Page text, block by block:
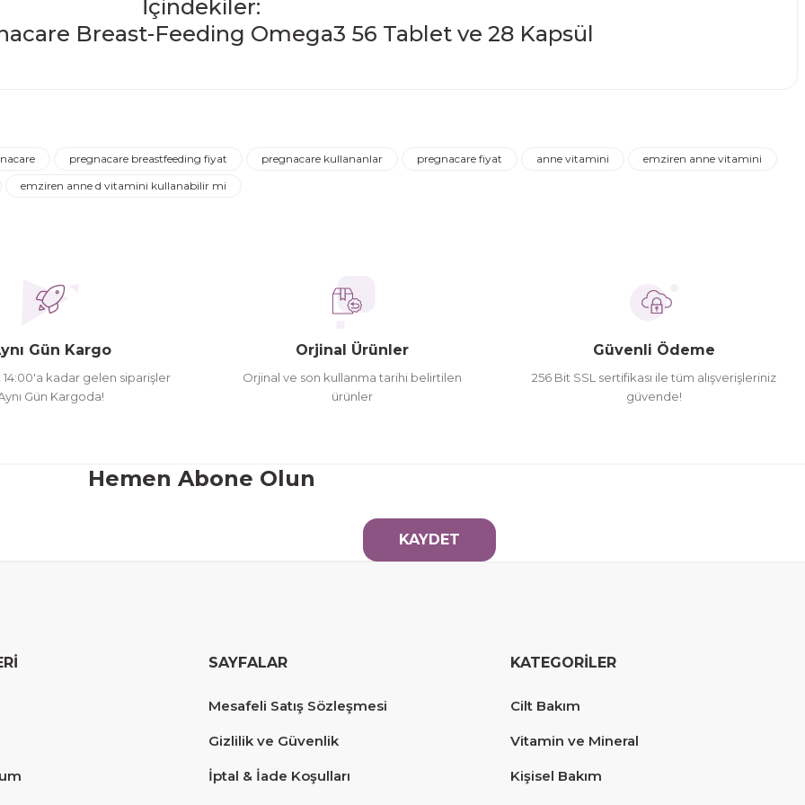
İçindekiler:
Yorum Yaz
Soru Sor
pregnacare breastfeeding fiyat pregnacare kullananlar pregnacare fiyat anne vitamini
emziren anne vitamini
emziren anne d vitamini kullanabilir mi
Gün Kargo
14:00'a kadar gelen siparişler
Gün Kargoda!
Orjinal Ürünler
Orjinal ve son kullanma tarihi belirtilen
ürünler
Güvenli Ödeme
256 Bit SSL sertifikası ile tüm alışverişleriniz
güvende!
Hemen Abone Olun
KAYDET
SAYFALAR
Mesafeli Satış Sözleşmesi
Gizlilik ve Güvenlik
İptal & İade Koşulları
KATEGORİLER
Cilt Bakım
Vitamin ve Mineral
Kişisel Bakım